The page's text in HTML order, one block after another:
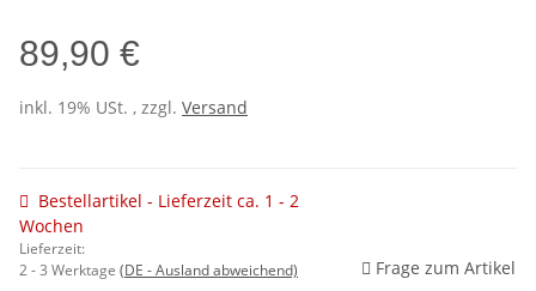
89,90 €
inkl. 19% USt. , zzgl. Versand
Bestellartikel - Lieferzeit ca. 1 - 2
Wochen
Lieferzeit:
2 - 3 Werktage (DE - Ausland abweichend) Frage zum Artikel